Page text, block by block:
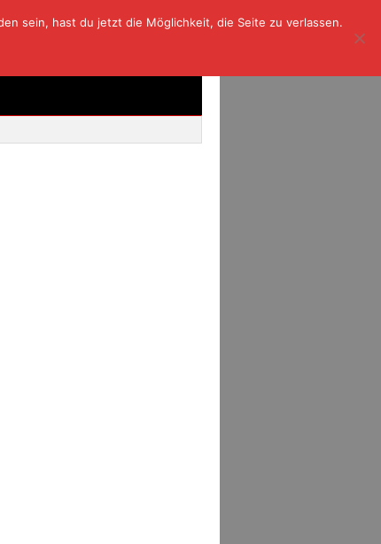
sein, hast du jetzt die Möglichkeit, die Seite zu verlassen.